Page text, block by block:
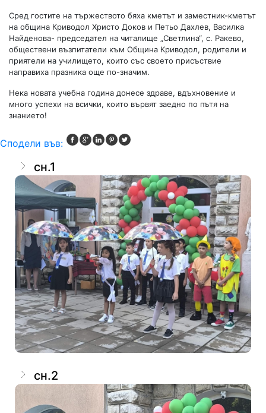
Сред гостите на тържеството бяха кметът и заместник-кметът
на община Криводол Христо Доков и Петьо Дахлев, Василка
Найденова- председател на читалище „Светлина“, с. Ракево,
обществени възпитатели към Община Криводол, родители и
приятели на училището, които със своето присъствие
направиха празника още по-значим.
Нека новата учебна година донесе здраве, вдъхновение и
много успехи на всички, които вървят заедно по пътя на
знанието!
Сподели във:
сн.1
сн.2